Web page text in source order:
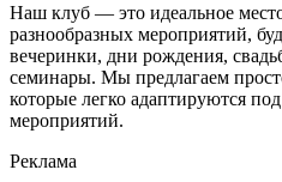
Наш клуб — это идеальное
разнообразных мероприятий,
вечеринки, дни рождения,
семинары. Мы предлагаем
которые легко адаптируются
мероприятий.
Реклама